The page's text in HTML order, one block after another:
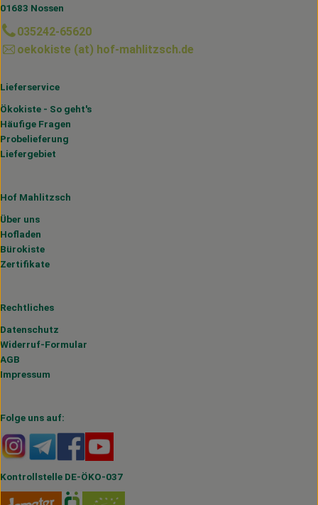
01683 Nossen
035242-65620
oekokiste (at) hof-mahlitzsch.de
Lieferservice
Ökokiste - So geht's
Häufige Fragen
Probelieferung
Liefergebiet
Hof Mahlitzsch
Über uns
Hofladen
Bürokiste
Zertifikate
Rechtliches
Datenschutz
Widerruf-Formular
AGB
Impressum
Folge uns auf:
Externer Link zu https://www.instagram.com/
Externer Link zu https://t.me/s/hofmahlitzsch
Externer Link zu https://www.facebook.com/
Kontrollstelle DE-ÖKO-037